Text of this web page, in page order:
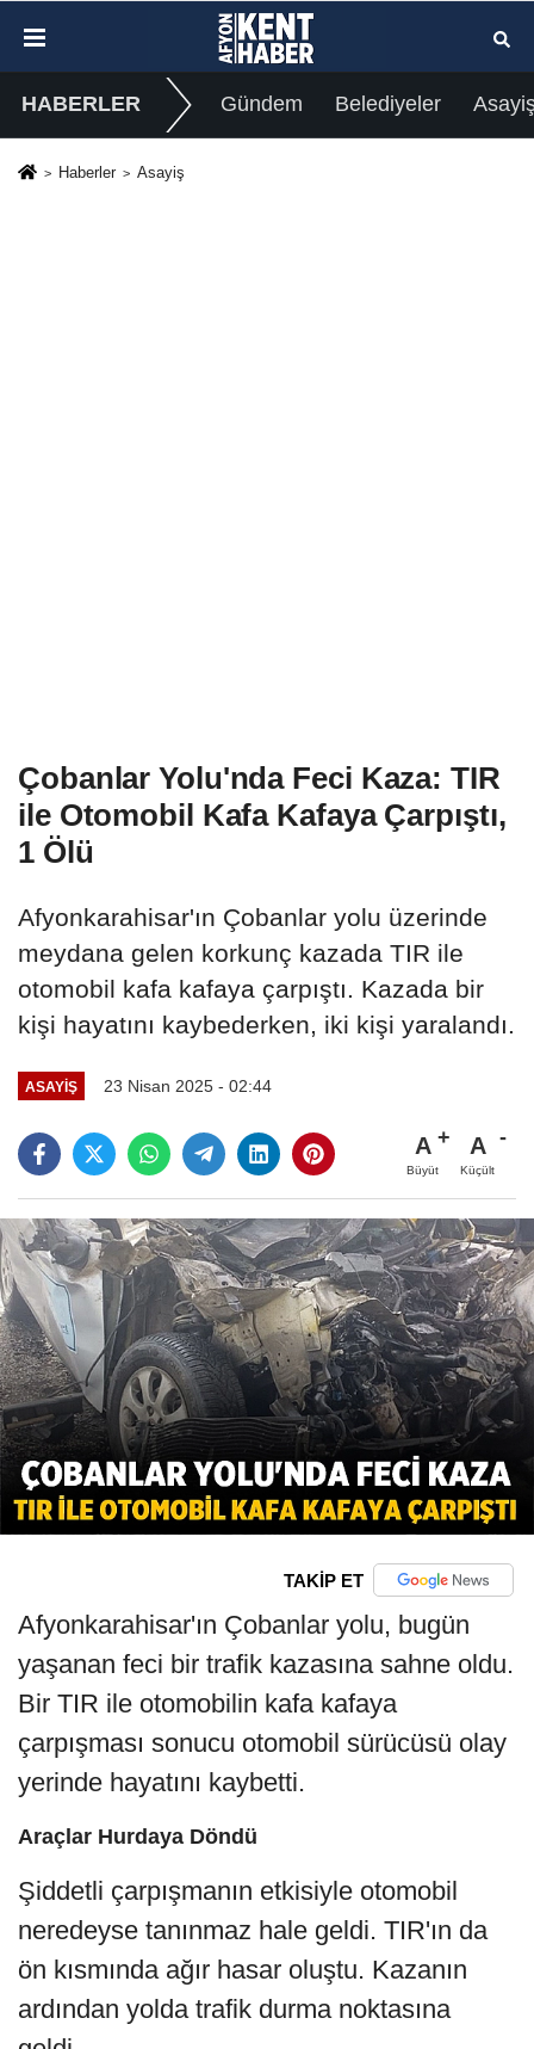
HABERLER Gündem Belediyeler
Haberler Asayiş
Çobanlar Yolu'nda Feci Kaza: TIR
ile Otomobil Kafa Kafaya Çarpıştı,
1 Ölü
Afyonkarahisar'ın Çobanlar yolu üzerinde
meydana gelen korkunç kazada TIR ile
otomobil kafa kafaya çarpıştı. Kazada bir
kişi hayatını kaybederken, iki kişi yaralandı.
ASAYIŞ 23 Nisan 2025 - 02:44
A
Büyüt
A
Küçült
TAKİP ET
Afyonkarahisar'ın Çobanlar yolu, bugün
yaşanan feci bir trafik kazasına sahne oldu.
Bir TIR ile otomobilin kafa kafaya
çarpışması sonucu otomobil sürücüsü olay
yerinde hayatını kaybetti.
Araçlar Hurdaya Döndü
Şiddetli çarpışmanın etkisiyle otomobil
neredeyse tanınmaz hale geldi. TIR'ın da
ön kısmında ağır hasar oluştu. Kazanın
ardından yolda trafik durma noktasına